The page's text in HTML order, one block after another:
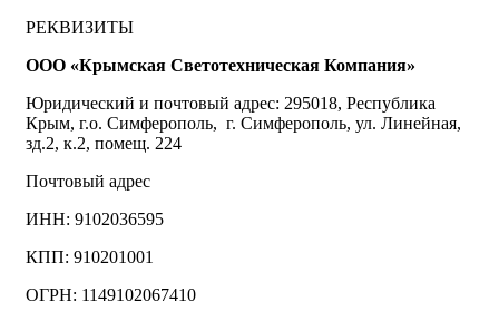
РЕКВИЗИТЫ
ООО «Крымская Светотехническая Компания»
Юридический и почтовый адрес: 295018, Республика
Крым, г.о. Симферополь, г. Симферополь, ул. Линейная,
зд.2, к.2, помещ. 224
Почтовый адрес
ИНН: 9102036595
КПП: 910201001
ОГРН: 1149102067410